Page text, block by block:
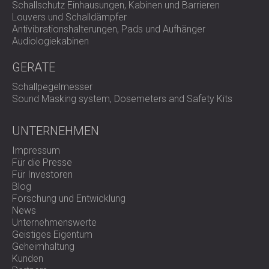
Schallschutz Einhausungen, Kabinen und Barrieren
Louvers und Schalldämpfer
Antivibrationshalterungen, Pads und Aufhänger
Audiologiekabinen
GERÄTE
Schallpegelmesser
Sound Masking system, Dosemeters and Safety Kits
UNTERNEHMEN
Impressum
Für die Presse
Für Investoren
Blog
Forschung und Entwicklung
News
Unternehmenswerte
Geistiges Eigentum
Geheimhaltung
Kunden